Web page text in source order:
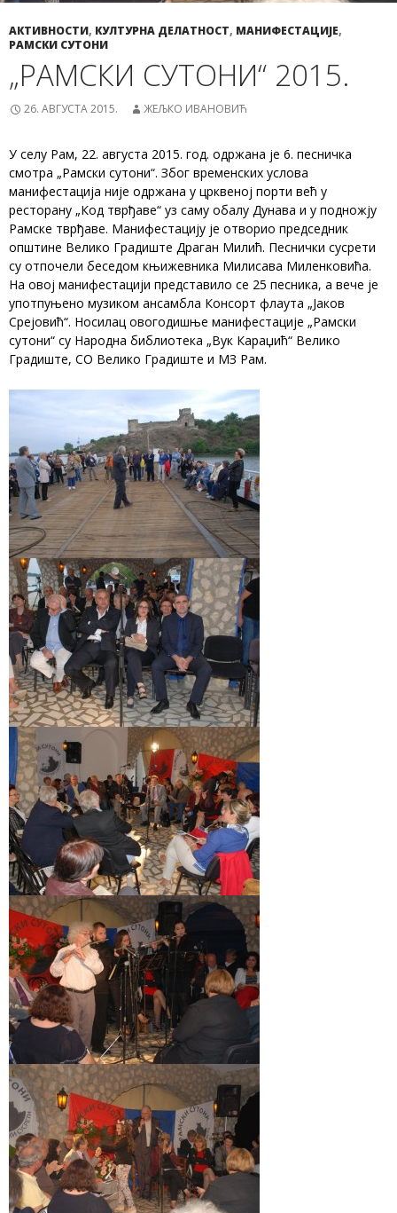
АКТИВНОСТИ, КУЛТУРНА ДЕЛАТНОСТ, МАНИФЕСТАЦИЈЕ,
РАМСКИ СУТОНИ
„РАМСКИ СУТОНИ“ 2015.
26. АВГУСТА 2015. ЖЕЉКО ИВАНОВИЋ
У селу Рам, 22. августа 2015. год. одржана је 6. песничка
смотра „Рамски сутони“. Због временских услова
манифестација није одржана у црквеној порти већ у
ресторану „Код тврђаве“ уз саму обалу Дунава и у подножју
Рамске тврђаве. Манифестацију је отворио председник
општине Велико Градиште Драган Милић. Песнички сусрети
су отпочели беседом књижевника Милисава Миленковића.
На овој манифестацији представило се 25 песника, а вече је
употпуњено музиком ансамбла Консорт флаута „Јаков
Срејовић“. Носилац овогодишње манифестације „Рамски
сутони“ су Народна библиотека „Вук Караџић“ Велико
Градиште, СО Велико Градиште и МЗ Рам.